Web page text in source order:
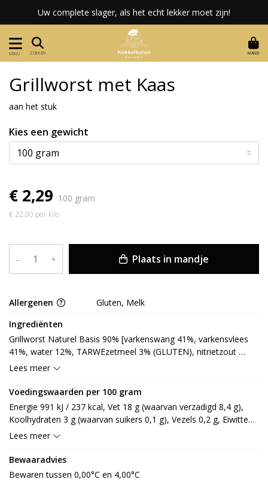
Uw complete slager, als het echt lekker moet zijn!
MENU ZOEKEN MAND
Grillworst met Kaas
aan het stuk
Kies een gewicht
€ 2,29 100 gram
€ 22,90 per kilo
– + Plaats in mandje
Allergenen
Gluten, Melk
Ingrediënten
Grillworst Naturel Basis 90% [varkenswang 41%, varkensvlees
41%, water 12%, TARWEzetmeel 3% (GLUTEN), nitrietzout
[zout, nitriet, antiklontermiddel: E535], specerij [gemodificeerd
E331], specerij [kruiden, specerij, kruidenolie (KORIANDER),
antioxidant: E301, zuurteregelaar: E575], witte peper], kaas 10%
[gepasteuriseerde MELK (LACTOSE), zout, zuursel, dierlijk
stremsel, kleurstof: E160a, conserveermiddel: E251]
Lees meer
Voedingswaarden per 100 gram
Energie 991 kJ / 237 kcal, Vet 18 g (waarvan verzadigd 8,4 g),
Koolhydraten 3 g (waarvan suikers 0,1 g), Vezels 0,2 g, Eiwitten
15,9 g, Zout 2,1 g.
Lees meer
Bewaaradvies
Bewaren tussen 0,00°C en 4,00°C